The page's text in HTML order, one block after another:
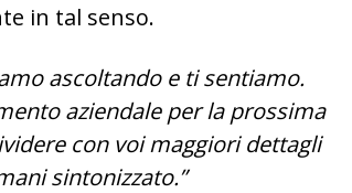
in tal senso.
ascoltando e ti sentiamo.
aziendale per la prossima
con voi maggiori dettagli
sintonizzato.”